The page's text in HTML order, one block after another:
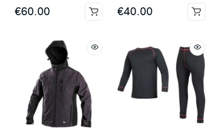
€60.00 €40.00